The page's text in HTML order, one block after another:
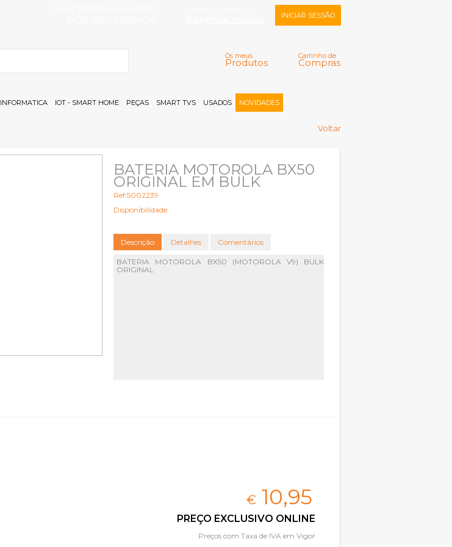
Carrinho de
Compras
Os meus
Produtos
INICIAR SESSÃO
Memorizar
Registar |
INFORMATICA IOT - SMART HOME PEÇAS SMART TVS USADOS NOVIDADES
Voltar
BATERIA MOTOROLA BX50
ORIGINAL EM BULK
Ref:5002239
Disponibilidade:
Descrição Detalhes Comentários
BATERIA MOTOROLA BX50 (MOTOROLA V9) BULK
ORIGINAL
€ 10,95
PREÇO EXCLUSIVO ONLINE
Preços com Taxa de IVA em Vigor